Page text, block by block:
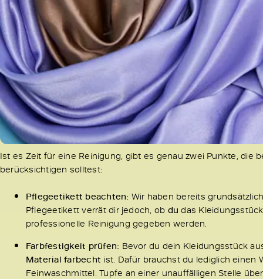
Ist es Zeit für eine Reinigung, gibt es genau zwei Punkte, die
berücksichtigen solltest:
Pflegeetikett beachten: Wir haben bereits
Pflegeetikett verrät dir jedoch, ob dudas
professionelle Reinigung gegeben werden.
Farbfestigkeit prüfen: Bevor du dein Kleidungsstück
Material farbecht ist. Dafür brauchst du lediglich einen
Feinwaschmittel. Tupfe an einer unauffälligen Stelle